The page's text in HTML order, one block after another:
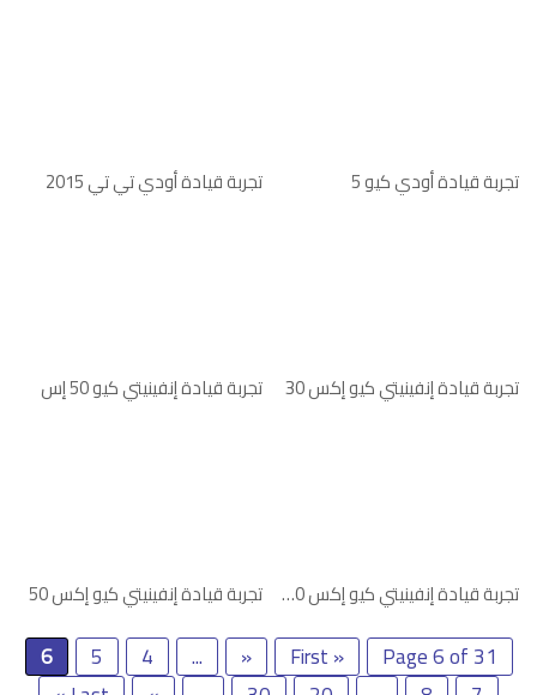
تجربة قيادة أودي تي تي 2015 تجربة قيادة أودي كيو 5
تجربة قيادة إنفينيتي كيو 50 إس تجربة قيادة إنفينيتي كيو إكس 30
تجربة قيادة إنفينيتي كيو إكس 50 تجربة قيادة إنفينيتي كيو إكس 70 سبورت إيليت
Page 6 of 31
« First
«
...
4
5
6